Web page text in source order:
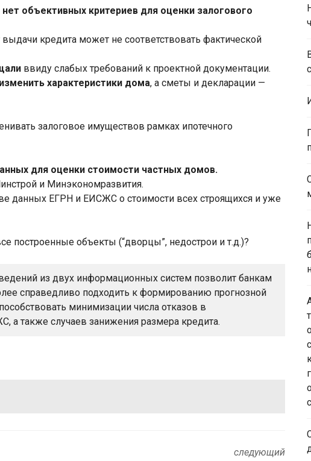
нет объективных критериев для оценки залогового
кредита может не соответствовать фактической
ввиду слабых требований к проектной документации.
изменить характеристики дома, а сметы и декларации —
для оценки стоимости частных домов.
и Минэкономразвития.
данных ЕГРН и ЕИСЖС о стоимости всех строящихся и уже
построенные объекты (“дворцы”, недострои и т.д.)?
из двух информационных систем позволит банкам
справедливо подходить к формированию прогнозной
минимизации числа отказов в
а также случаев занижения размера кредита.
следующий